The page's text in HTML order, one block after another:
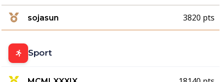
sojasun 3820 pts
Sport